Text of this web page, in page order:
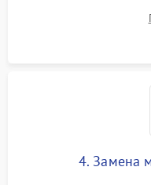
Восстановление
4. Замена